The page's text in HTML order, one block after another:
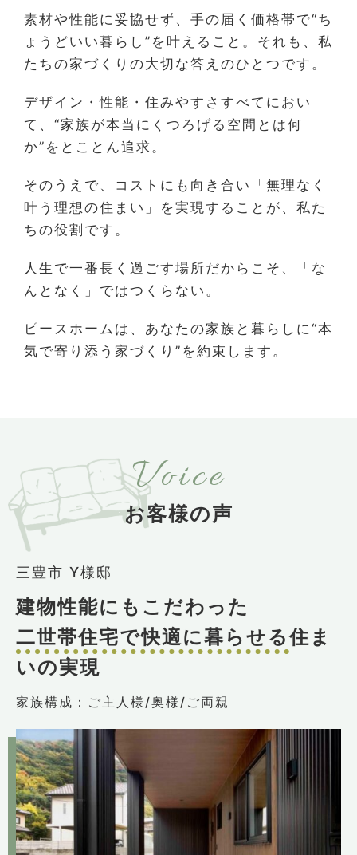
素材や性能に妥協せず、手の届く価格帯で“ち
ょうどいい暮らし”を叶えること。それも、私
たちの家づくりの大切な答えのひとつです。
デザイン・性能・住みやすさすべてにおい
て、“家族が本当にくつろげる空間とは何
か”をとことん追求。
そのうえで、コストにも向き合い「無理なく
叶う理想の住まい」を実現することが、私た
ちの役割です。
人生で一番長く過ごす場所だからこそ、「な
んとなく」ではつくらない。
ピースホームは、あなたの家族と暮らしに“本
気で寄り添う家づくり”を約束します。
Voice
お客様の声
三豊市 Y様邸
建物性能にもこだわった
二世帯住宅で快適に暮らせる住ま
いの実現
家族構成：ご主人様/奥様/ご両親